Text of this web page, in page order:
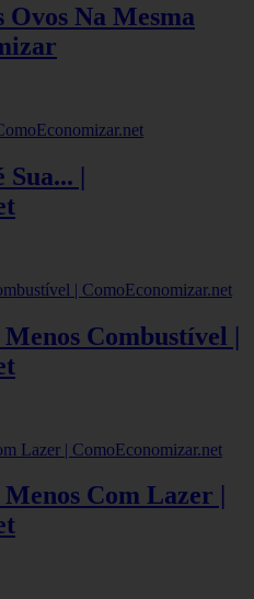
Ovos Na Mesma
Sua... |
Combustível |
Com Lazer |